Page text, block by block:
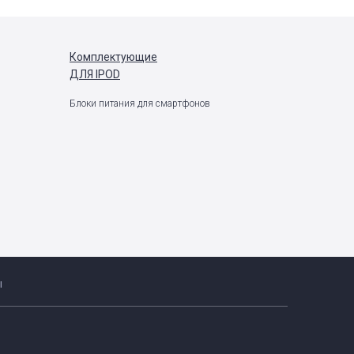
Комплектующие
ДЛЯ IPOD
Блоки питания для смартфонов